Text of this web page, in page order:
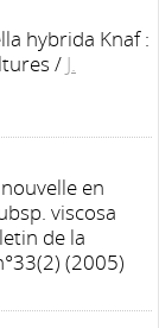
hybrida Knaf :
/ J.
en
viscosa
de la
(2005)